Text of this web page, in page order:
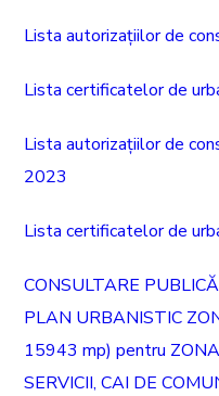
Lista autorizațiilor de
Lista certificatelor de
Lista autorizațiilor de
2023
Lista certificatelor de
CONSULTARE
PLAN URBANISTIC
15943 mp) pentru
SERVICII, CAI DE